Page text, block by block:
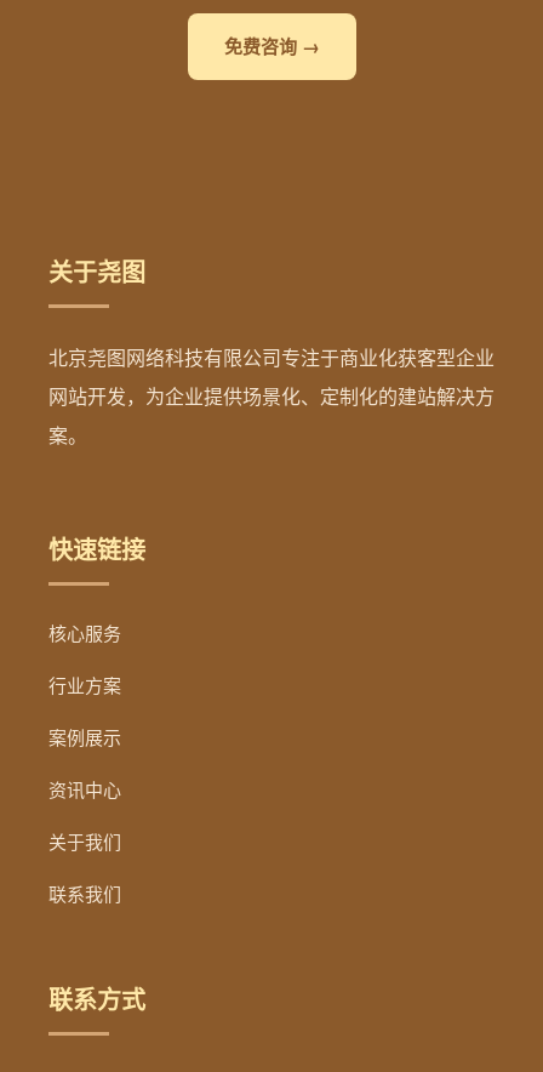
免费咨询 →
关于尧图
北京尧图网络科技有限公司专注于商业化获客型企业
网站开发，为企业提供场景化、定制化的建站解决方
案。
快速链接
核心服务
行业方案
案例展示
资讯中心
关于我们
联系我们
联系方式